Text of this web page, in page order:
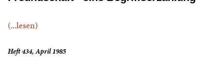
(...lesen)
Heft 434, April 1985